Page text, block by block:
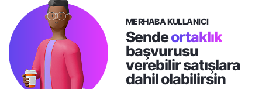
MERHABA KULLANICI
Sendeortaklık
başvurusu
verebilir satışlara
dahil olabilirsin